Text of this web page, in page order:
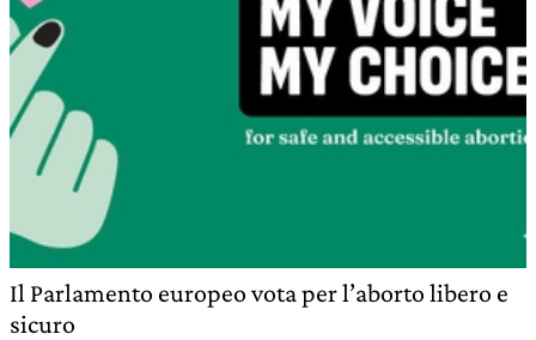
Il Parlamento europeo vota per l’aborto libero e
sicuro